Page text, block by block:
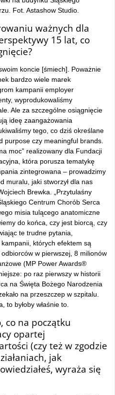
Fot. Astashow Studio.
ważnych dla
15 lat, co
koncie [śmiech]. Poważnie
bardzo wiele marek
kampanii employer
wyprodukowaliśmy
Ale za szczególne osiągnięcie
ideę zaangażowania
tego, co dziś określane
purpose czy meaningful brands.
moc” realizowany dla Fundacji
która porusza tematykę
zintegrowana – prowadzimy
muralu, jaki stworzył dla nas
Brewka. „Przytulaśny
Centrum Chorób Serca
misia tulącego anatomiczne
do końca, czy jest biorcą, czy
te trudne pytania,
których efektem są
w pierwszej, 8 milionów
(MP Power Awards®
po raz pierwszy w historii
na Święta Bożego Narodzenia
na przeszczep w szpitalu.
to byłoby właśnie to.
co na początku
opartej
(czy też w zgodzie
jak
wyraża się